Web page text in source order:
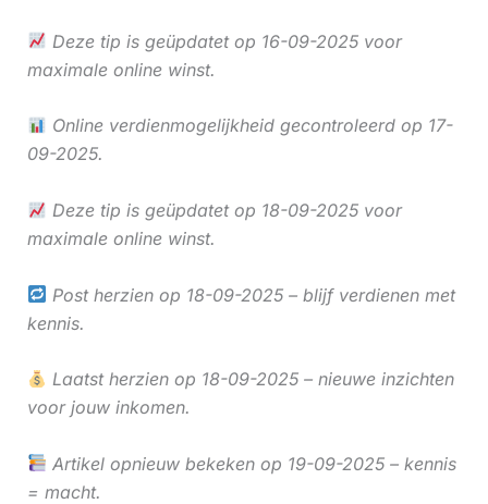
Deze tip is geüpdatet op 16-09-2025 voor
maximale online winst.
Online verdienmogelijkheid gecontroleerd op 17-
09-2025.
Deze tip is geüpdatet op 18-09-2025 voor
maximale online winst.
Post herzien op 18-09-2025 – blijf verdienen met
kennis.
Laatst herzien op 18-09-2025 – nieuwe inzichten
voor jouw inkomen.
Artikel opnieuw bekeken op 19-09-2025 – kennis
= macht.